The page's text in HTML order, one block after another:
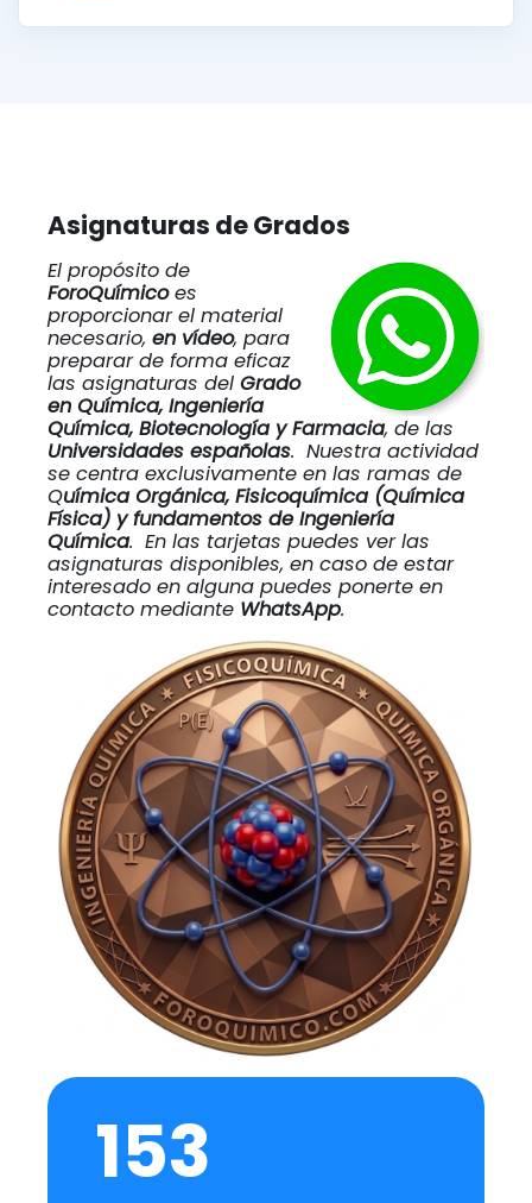
Asignaturas de Grados
El propósito de
ForoQuímicoes
proporcionar el material
necesario,en vídeo, para
preparar de forma eficaz
las asignaturas delGrado
en Química, Ingeniería
Química, Biotecnología y Farmacia, de las
Universidades españolas. Nuestra actividad
se centra exclusivamente en las ramas de
Química Orgánica, Fisicoquímica (Química
Física) y fundamentos de Ingeniería
Química. En las tarjetas puedes ver las
asignaturas disponibles, en caso de estar
interesado en alguna puedes ponerte en
contacto mediante WhatsApp.
153